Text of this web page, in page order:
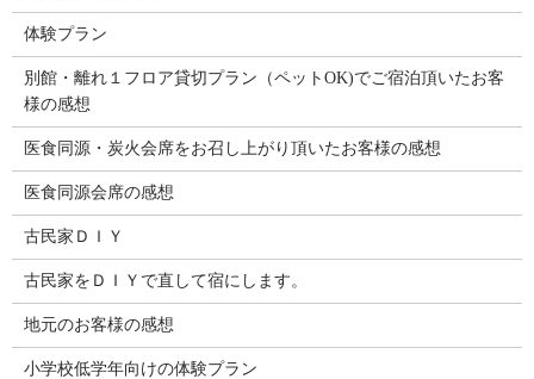
体験プラン
別館・離れ１フロア貸切プラン（ペットOK)でご宿泊頂いたお客
様の感想
医食同源・炭火会席をお召し上がり頂いたお客様の感想
医食同源会席の感想
古民家ＤＩＹ
古民家をＤＩＹで直して宿にします。
地元のお客様の感想
小学校低学年向けの体験プラン